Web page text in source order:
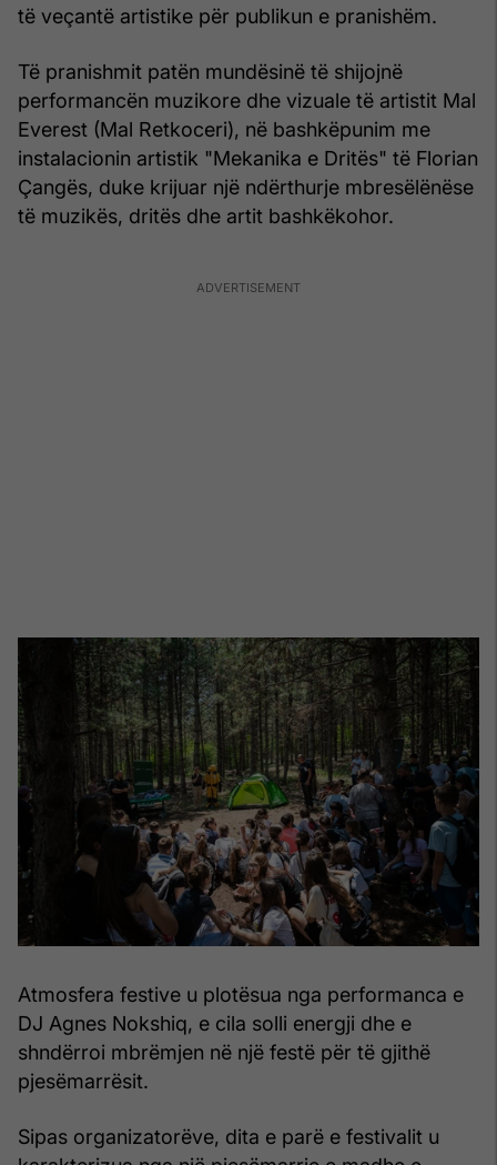
të veçantë artistike për publikun e pranishëm.
Të pranishmit patën mundësinë të shijojnë
performancën muzikore dhe vizuale të artistit Mal
Everest (Mal Retkoceri), në bashkëpunim me
instalacionin artistik "Mekanika e Dritës" të Florian
Çangës, duke krijuar një ndërthurje mbresëlënëse
të muzikës, dritës dhe artit bashkëkohor.
Atmosfera festive u plotësua nga performanca e
DJ Agnes Nokshiq, e cila solli energji dhe e
shndërroi mbrëmjen në një festë për të gjithë
pjesëmarrësit.
Sipas organizatorëve, dita e parë e festivalit u